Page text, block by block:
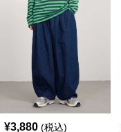
¥3,880 (税込)